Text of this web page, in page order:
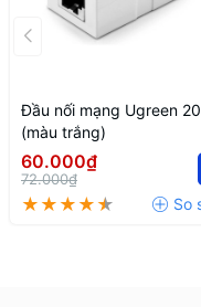
Đầu nối mạng Ugreen
(màu trắng)
60.000₫
72.000₫